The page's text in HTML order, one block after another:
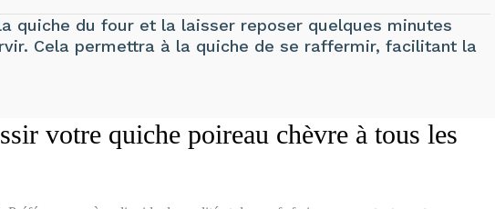
quiche du four et la laisser reposer quelques minutes
Cela permettra à la quiche de se raffermir, facilitant la
votre quiche poireau chèvre à tous les